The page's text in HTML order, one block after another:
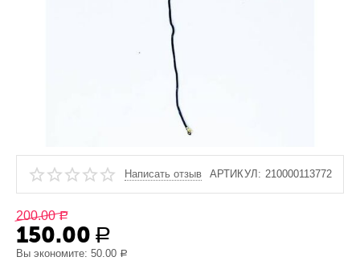
Написать отзыв АРТИКУЛ: 210000113772
200.00 Р
150.00 Р
Вы экономите:50.00 Р